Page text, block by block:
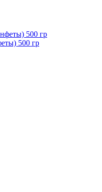
500 гр